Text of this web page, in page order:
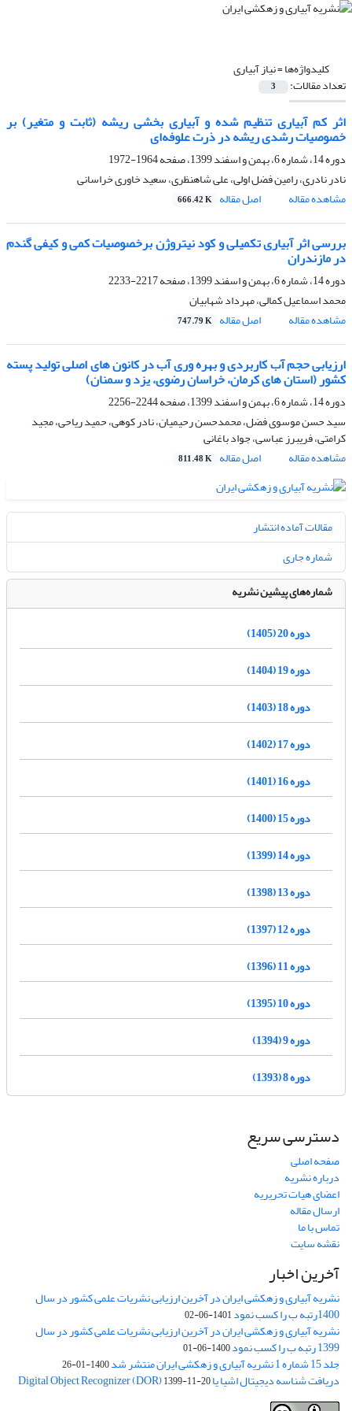
کلیدواژه‌ها =نیاز آبیاری
تعداد مقالات: 3
اثر کم آبیاری تنظیم شده و آبیاری بخشی ریشه (ثابت و متغیر) بر
خصوصیات رشدی ریشه در ذرت علوفه‌ای
دوره 14، شماره 6، بهمن و اسفند 1399، صفحه
1964-1972
نادر نادری، رامین فضل اولی، علی شاهنظری، سعید خاوری خراسانی
مشاهده مقاله
اصل مقاله 666.42 K
بررسی اثر آبیاری تکمیلی و کود نیتروژن برخصوصیات کمی و کیفی گندم
در مازندران
دوره 14، شماره 6، بهمن و اسفند 1399، صفحه
2217-2233
محمد اسماعیل کمالی، مهرداد شهابیان
مشاهده مقاله
اصل مقاله 747.79 K
ارزیابی حجم آب کاربردی و بهره وری آب در کانون های اصلی تولید پسته
کشور (استان های کرمان، خراسان رضوی، یزد و سمنان)
دوره 14، شماره 6، بهمن و اسفند 1399، صفحه
2244-2256
سید حسن موسوی فضل، محمدحسن رحیمیان، نادر کوهی، حمید ریاحی، مجید
کرامتی، فریبرز عباسی، جواد باغانی
مشاهده مقاله
اصل مقاله 811.48 K
مقالات آماده انتشار
شماره جاری
شماره‌های پیشین نشریه
دوره 20 (1405)
دوره 19 (1404)
دوره 18 (1403)
دوره 17 (1402)
دوره 16 (1401)
دوره 15 (1400)
دوره 14 (1399)
دوره 13 (1398)
دوره 12 (1397)
دوره 11 (1396)
دوره 10 (1395)
دوره 9 (1394)
دوره 8 (1393)
دسترسی سریع
صفحه اصلی
درباره نشریه
اعضای هیات تحریریه
ارسال مقاله
تماس با ما
نقشه سایت
آخرین اخبار
نشریه آبیاری و زهکشی ایران در آخرین ارزیابی نشریات علمی کشور در سال
1400رتبه ب را کسب نمود 1401-06-02
نشریه آبیاری و زهکشی ایران در آخرین ارزیابی نشریات علمی کشور در سال
1399 رتبه ب را کسب نمود 1400-06-01
جلد 15 شماره 1 نشریه آبیاری و زهکشی ایران منتشر شد 1400-01-26
دریافت شناسه دیجیتال اشیا یا Digital Object Recognizer (DOR)1399-11-20